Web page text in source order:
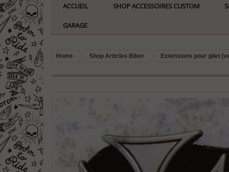
ACCUEIL SHOP ACCESSOIRES CUSTOM
GARAGE
Home Shop Articles Biker Extensions pour gilet